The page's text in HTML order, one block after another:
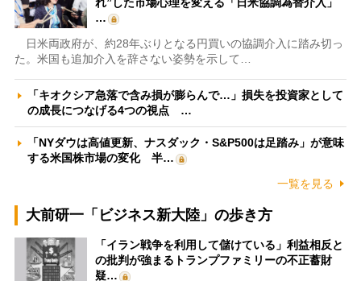
…
日米両政府が、約28年ぶりとなる円買いの協調介入に踏み切っ
た。米国も追加介入を辞さない姿勢を示して…
「キオクシア急落で含み損が膨らんで…」損失を投資家として
の成長につなげる4つの視点 …
「NYダウは高値更新、ナスダック・S&P500は足踏み」が意味
する米国株市場の変化 半…
一覧を見る
大前研一「ビジネス新大陸」の歩き方
「イラン戦争を利用して儲けている」利益相反と
の批判が強まるトランプファミリーの不正蓄財
疑…